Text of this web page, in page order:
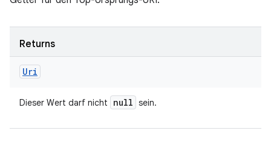
Returns
Uri
Dieser Wert darf nicht null sein.